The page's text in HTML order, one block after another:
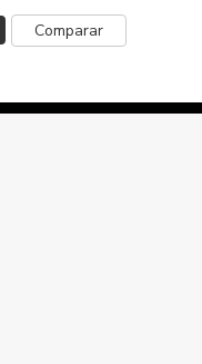
Comparar